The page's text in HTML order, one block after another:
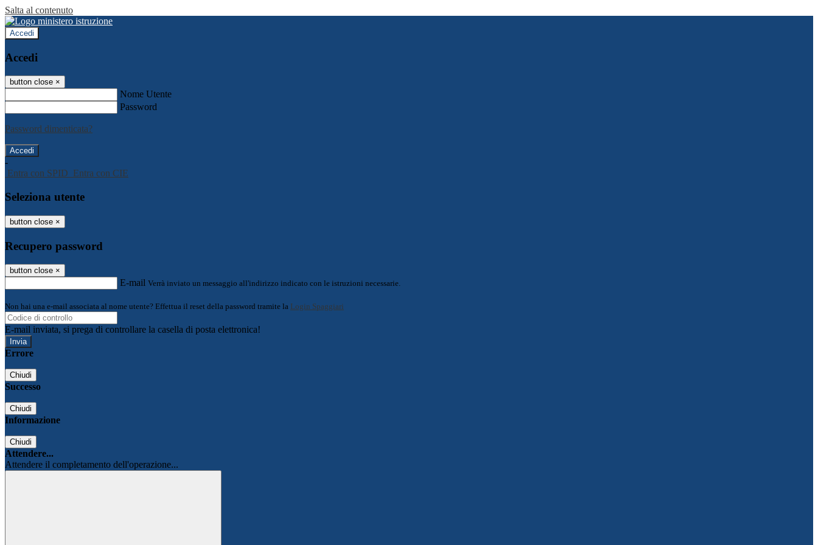
Salta al contenuto
Accedi
Accedi
button close ×
Nome Utente
Password
Password dimenticata?
-
Entra con SPID Entra con CIE
Seleziona utente
button close ×
Recupero password
button close ×
E-mail Verrà inviato un messaggio all'indirizzo indicato con le istruzioni necessarie.
Non hai una e-mail associata al nome utente? Effettua il reset della password tramite la Login Spaggiari
E-mail inviata, si prega di controllare la casella di posta elettronica!
Errore
Chiudi
Successo
Chiudi
Informazione
Chiudi
Attendere...
Attendere il completamento dell'operazione...